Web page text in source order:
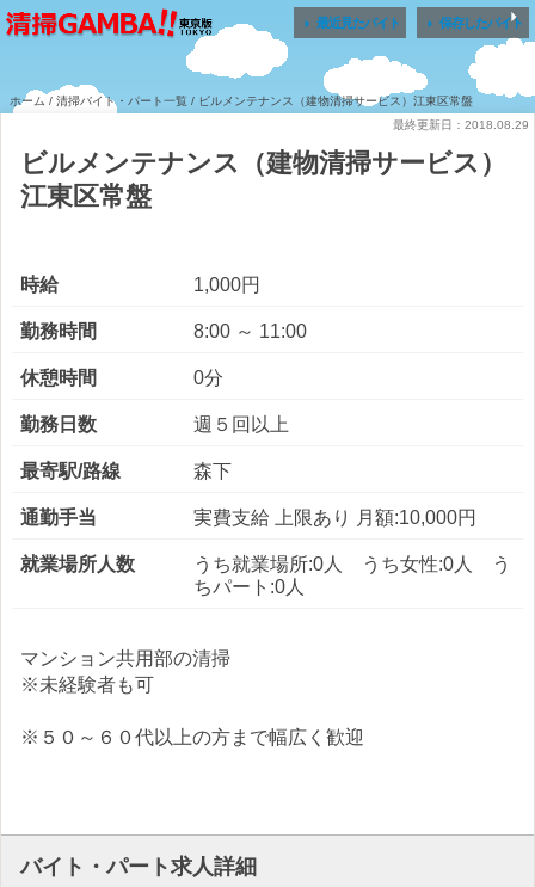
 最近見たバイト  保存したバイト
ホーム / 清掃バイト・パート一覧 / ビルメンテナンス（建物清掃サービス）江東区常盤
最終更新日：2018.08.29
ビルメンテナンス（建物清掃サービス）
江東区常盤
時給 1,000円
勤務時間 8:00 ～ 11:00
休憩時間 0分
勤務日数 週５回以上
最寄駅/路線 森下
通勤手当 実費支給 上限あり 月額:10,000円
就業場所人数
うち就業場所:0人 うち女性:0人 う
ちパート:0人
マンション共用部の清掃
※未経験者も可
※５０～６０代以上の方まで幅広く歓迎
バイト・パート求人詳細